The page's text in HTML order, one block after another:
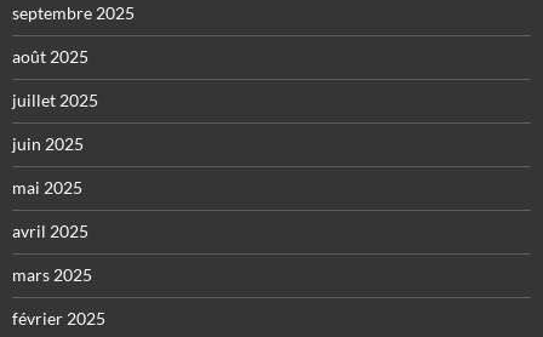
septembre 2025
août 2025
juillet 2025
juin 2025
mai 2025
avril 2025
mars 2025
février 2025